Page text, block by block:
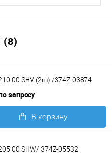
SHV (2m) /374Z-03874
запросу
В корзину
SHW/ 374Z-05532